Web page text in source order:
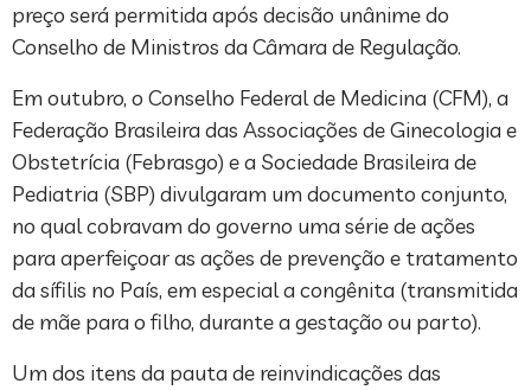
preço será permitida após decisão unânime do
Conselho de Ministros da Câmara de Regulação.
Em outubro, o Conselho Federal de Medicina (CFM), a
Federação Brasileira das Associações de Ginecologia e
Obstetrícia (Febrasgo) e a Sociedade Brasileira de
Pediatria (SBP) divulgaram um documento conjunto,
no qual cobravam do governo uma série de ações
para aperfeiçoar as ações de prevenção e tratamento
da sífilis no País, em especial a congênita (transmitida
de mãe para o filho, durante a gestação ou parto).
Um dos itens da pauta de reinvindicações das